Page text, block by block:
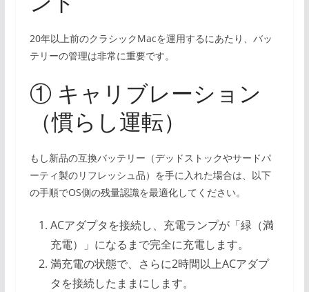
20年以上前のクラシックMacを運用するにあたり、バッ
テリーの管理は非常に重要です。
① キャリブレーション
（慣らし運転）
もし新品の互換バッテリー（デッドストックやサードパ
ーティ製のリフレッシュ品）を手に入れた場合は、以下
の手順でOS側の残量認識を最適化してください。
ACアダプタを接続し、充電ランプが「緑（満
充電）」になるまで完全に充電します。
満充電の状態で、さらに2時間以上ACアダプ
タを接続したままにします。